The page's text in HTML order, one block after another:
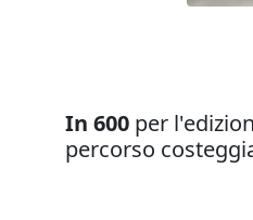
In 600 per
percorso